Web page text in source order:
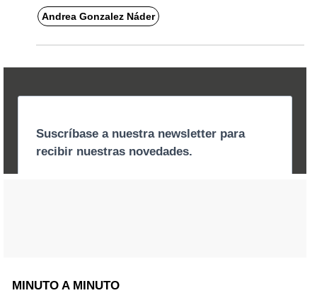
Andrea Gonzalez Náder
MINUTO A MINUTO